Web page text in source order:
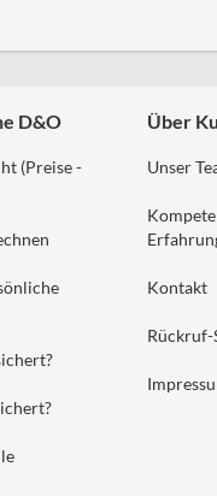
D&O
(Preise -
Über
Unser
Kontakt
Rückruf-